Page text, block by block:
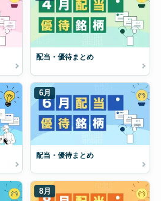
配当・優待まとめ
6月
配当・優待まとめ
8月